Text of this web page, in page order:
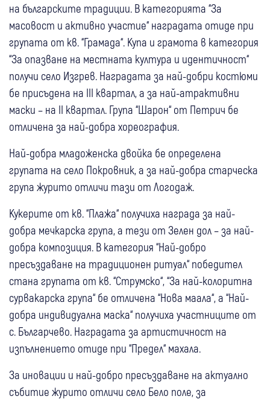
на българските традиции. В категорията “За
масовост и активно участие“ наградата отиде при
групата от кв. “Грамада“. Купа и грамота в категория
“За опазване на местната култура и идентичност“
получи сeло Изгрев. Наградата за най-добри костюми
бе присъдена на III квартал, а за най-атрактивни
маски – на II квартал. Група “Шарон“ от Петрич бе
отличена за най-добра хореография.
Най-добра младоженска двойка бе определена
групата на село Покровник, а за най-добра старческа
група журито отличи тази от Логодаж.
Кукерите от кв. “Плажа“ получиха награда за най-
добра мечкарска група, а тези от Зелен дол – за най-
добра композиция. В категория “Най-добро
пресъздаване на традиционен ритуал“ победител
стана групата от кв. “Струмско“, “За най-колоритна
сурвакарска група“ бе отличена “Нова маала“, а “Най-
добра индивидуална маска“ получиха участниците от
с. Българчево. Наградата за артистичност на
изпълнението отиде при “Предел“ махала.
За иновации и най-добро пресъздаване на актуално
събитие журито отличи село Бело поле, за